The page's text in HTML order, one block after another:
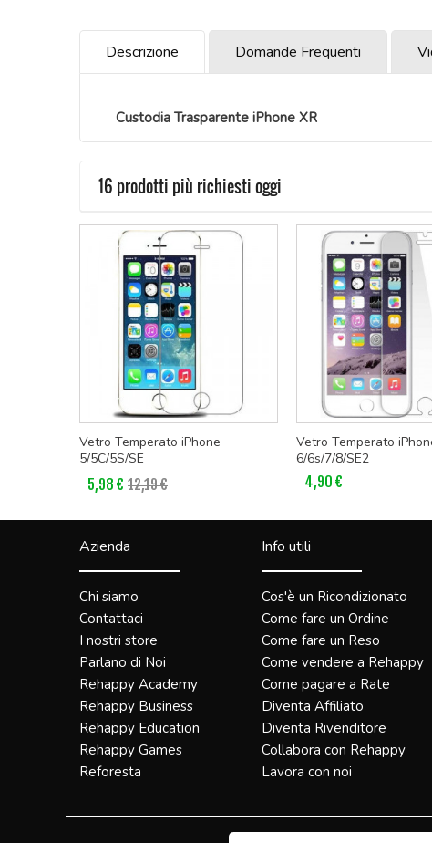
Descrizione Domande Frequenti
Custodia Trasparente iPhone XR
16 prodotti più richiesti oggi
Vetro Temperato iPhone
5/5C/5S/SE
5,98 € 12,19 €
Vetro Temperato
6/6s/7/8/SE2
4,90 €
Azienda
Chi siamo
Contattaci
I nostri store
Parlano di Noi
Rehappy Academy
Rehappy Business
Rehappy Education
Rehappy Games
Reforesta
Info utili
Cos'è un Ricondizionato
Come fare un Ordine
Come fare un Reso
Come vendere a Rehappy
Come pagare a Rate
Diventa Affiliato
Diventa Rivenditore
Collabora con Rehappy
Lavora con noi